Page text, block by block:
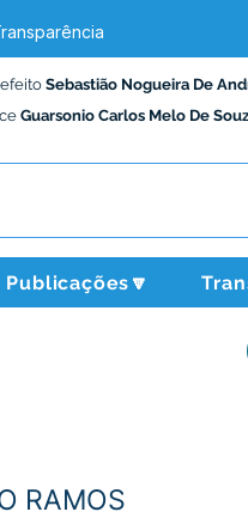
Sebastião Nogueira De
Guarsonio Carlos Melo De
Publicações🔽
RAMOS